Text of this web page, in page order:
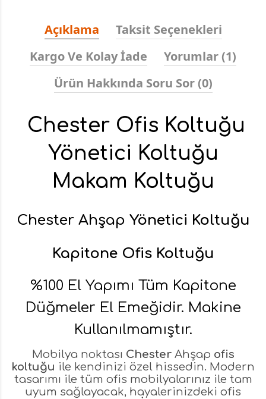
Açıklama
Taksit Seçenekleri
Kargo Ve Kolay İade
Yorumlar (1)
Ürün Hakkında Soru Sor (0)
Chester Ofis Koltuğu
Yönetici Koltuğu
Makam Koltuğu
Chester Ahşap Yönetici Koltuğu
Kapitone Ofis Koltuğu
%100 El Yapımı Tüm Kapitone
Düğmeler El Emeğidir. Makine
Kullanılmamıştır.
Mobilya noktası ChesterAhşap ofis
koltuğu ile kendinizi özel hissedin. Modern
tasarımı ile tüm ofis mobilyalarınız ile tam
uyum sağlayacak, hayalerinizdeki ofis